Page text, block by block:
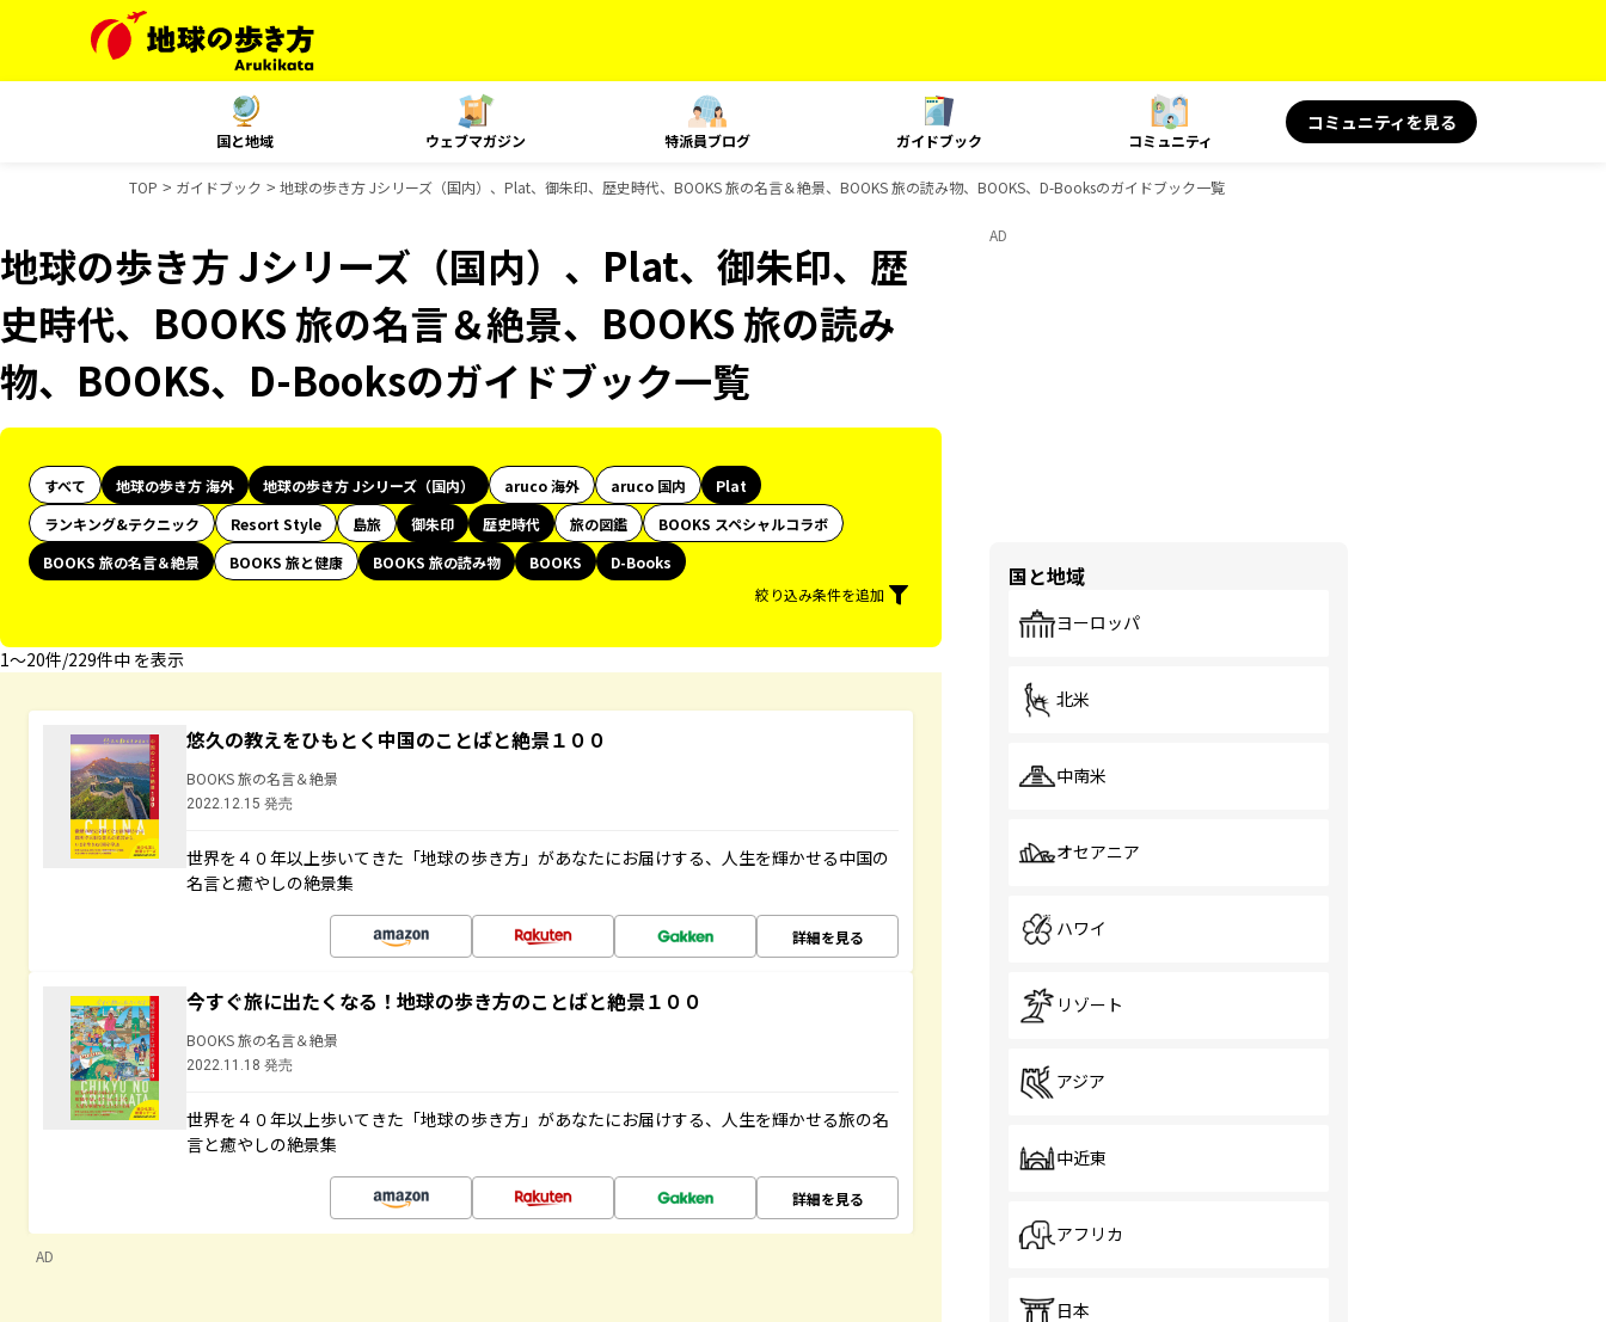
国と地域 ウェブマガジン 特派員ブログ ガイドブック コミュニティ
コミュニティを見る
TOP ガイドブック 地球の歩き方 Jシリーズ（国内）、Plat、御朱印、歴史時代、BOOKS 旅の名言＆絶景、BOOKS 旅の読み物、BOOKS、D-Booksのガイドブック一覧
地球の歩き方 Jシリーズ（国内）、Plat、御朱印、歴
史時代、BOOKS 旅の名言＆絶景、BOOKS 旅の読み
物、BOOKS、D-Booksのガイドブック一覧
すべて 地球の歩き方 海外 地球の歩き方 Jシリーズ（国内） aruco 海外 aruco 国内
Plat
ランキング&テクニック
Resort Style 島旅 御朱印 歴史時代 旅の図鑑
BOOKS スペシャルコラボ
BOOKS 旅の名言＆絶景
BOOKS 旅と健康 BOOKS 旅の読み物 BOOKS
D-Books
絞り込み条件を追加
1〜20件/229件中 を表示
悠久の教えをひもとく中国のことばと絶景１００
BOOKS 旅の名言＆絶景
2022.12.15 発売
世界を４０年以上歩いてきた「地球の歩き方」があなたにお届けする、人生を輝かせる中国の
名言と癒やしの絶景集
詳細を見る
今すぐ旅に出たくなる！地球の歩き方のことばと絶景１００
BOOKS 旅の名言＆絶景
2022.11.18 発売
世界を４０年以上歩いてきた「地球の歩き方」があなたにお届けする、人生を輝かせる旅の名
言と癒やしの絶景集
詳細を見る
AD
AD
国と地域
ヨーロッパ
北米
中南米
オセアニア
ハワイ
リゾート
アジア
中近東
アフリカ
日本